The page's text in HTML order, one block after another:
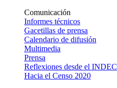
Comunicación
Informes técnicos
Gacetillas de prensa
Calendario de difusión
Multimedia
Prensa
Reflexiones desde el INDEC
Hacia el Censo 2020